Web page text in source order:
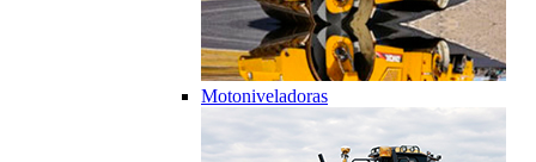
Motoniveladoras